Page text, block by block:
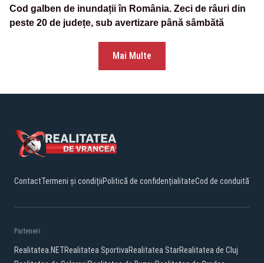
Cod galben de inundații în România. Zeci de râuri din
peste 20 de județe, sub avertizare până sâmbătă
Mai Multe
ContactTermeni și condițiiPolitică de confidențialitateCod de conduită
Parteneri:
Realitatea.NETRealitatea SportivaRealitatea StarRealitatea de Cluj